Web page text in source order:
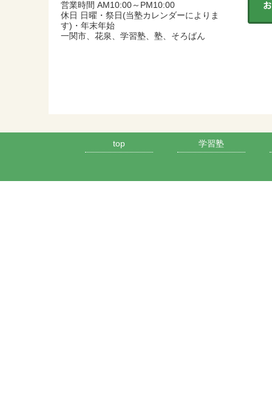
営業時間 AM10:00～PM10:00
休日 日曜・祭日(当塾カレンダーによりま
す)・年末年始
一関市、花泉、学習塾、塾、そろばん
top 学習塾